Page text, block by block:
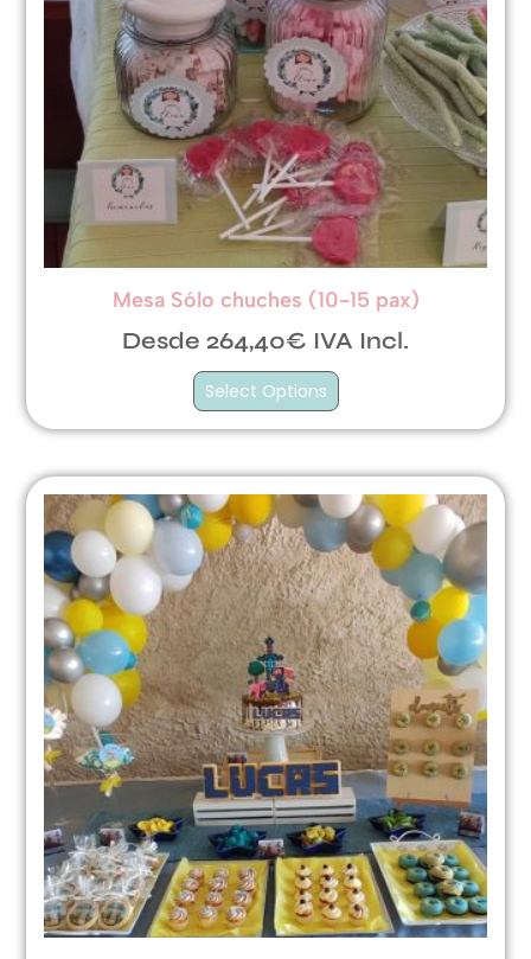
Mesa Sólo chuches (10-15 pax)
Desde 264,40€ IVA Incl.
Select Options